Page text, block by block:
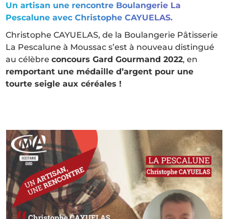
Un artisan une rencontre Boulangerie La
Pescalune avec Christophe CAYUELAS.
Christophe CAYUELAS, de la Boulangerie Pâtisserie
La Pescalune à Moussac s’est à nouveau distingué
au célèbreconcours Gard Gourmand 2022, en
remportant une médaille d’argent pour une
tourte seigle aux céréales !